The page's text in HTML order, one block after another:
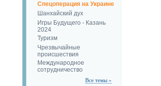
Спецоперация на Украине
Шанхайский дух
Игры Будущего - Казань
2024
Туризм
Чрезвычайные
происшествия
Международное
сотрудничество
Все темы »